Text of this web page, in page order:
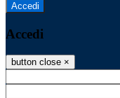
Accedi
Accedi
button close ×